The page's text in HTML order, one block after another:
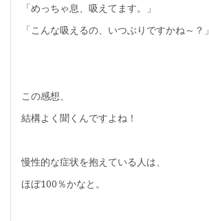
「めっちゃ息、吸えてます。」
「こんな吸えるの、いつぶりですかね～？」
この感想、
結構よく聞くんですよね！
慢性的な症状を抱えている人は、
ほぼ100％かなと。